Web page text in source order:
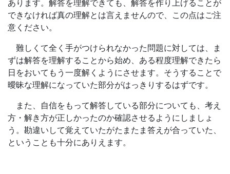
サ
ー
ビ
ス
を
ご
あります。解答を理解できても、解答を作り上げることが
できなければ真の理解とは言えませんので、この点はご注
意ください。
難しくて全く手がつけられなかった問題に対しては、ま
ずは解答を理解することから始め、ある程度理解できたら
日をおいてもう一度解くようにさせます。そうすることで
曖昧な理解になっていた部分がはっきりするはずです。
また、自信をもって解答している部分についても、考え
方・解き方が正しかったのか確認させるようにしましょ
う。勘違いして覚えていたがたまたま答えが合っていた、
ということも十分にありえます。